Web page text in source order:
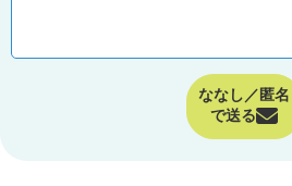
ななし／匿名
で送る